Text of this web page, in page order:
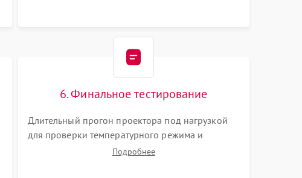
6. Финальное тестирование
Длительный прогон проектора под нагрузкой
для проверки температурного режима и
отсутствия перегрева. Оценка фокуса,
Подробнее